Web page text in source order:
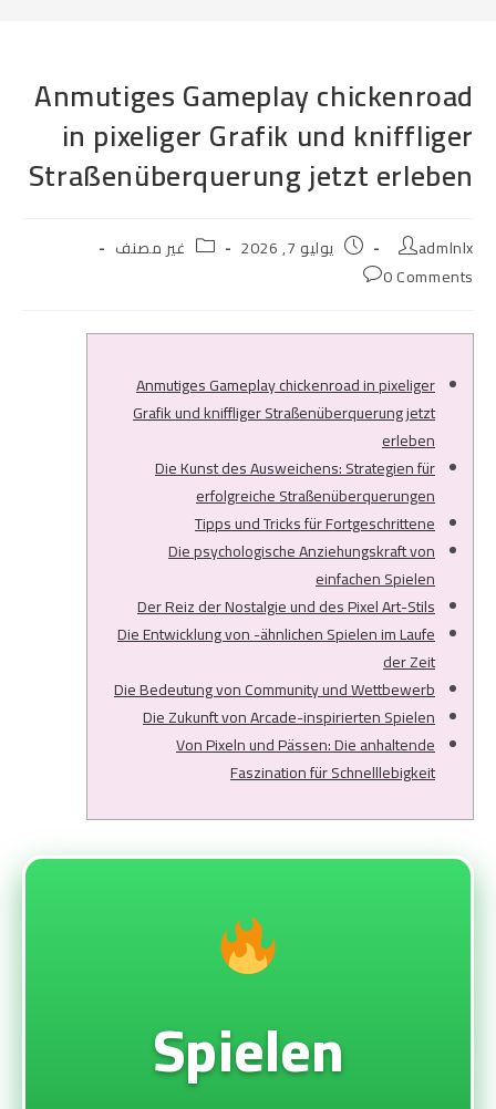
Anmutiges Gameplay chickenroad
in pixeliger Grafik und kniffliger
Straßenüberquerung jetzt erleben
Post
author:
admlnlx
Post
published:
يوليو 7, 2026 Post
category:
غير مصنف
Post
0 Comments
Anmutiges Gameplay chickenroad in pixeliger
Grafik und kniffliger Straßenüberquerung jetzt
erleben
Die Kunst des Ausweichens: Strategien für
erfolgreiche Straßenüberquerungen
Tipps und Tricks für Fortgeschrittene
Die psychologische Anziehungskraft von
einfachen Spielen
Der Reiz der Nostalgie und des Pixel Art-Stils
Die Entwicklung von -ähnlichen Spielen im Laufe
der Zeit
Die Bedeutung von Community und Wettbewerb
Die Zukunft von Arcade-inspirierten Spielen
Von Pixeln und Pässen: Die anhaltende
Faszination für Schnelllebigkeit
Spielen